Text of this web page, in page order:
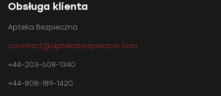
Obsługa klienta
Apteka Bezpieczna
caontact@aptekabezpieczna.com
+44-203-608-1340
+44-808-189-1420